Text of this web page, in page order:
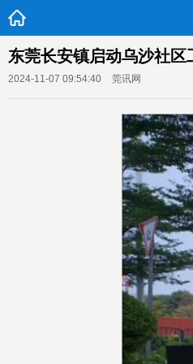
东莞长安镇启动乌沙社区
2024-11-07 09:54:40 莞讯网